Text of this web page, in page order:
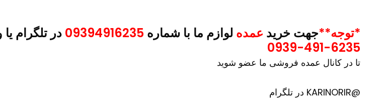
*توجه**جهت خرید عمده لوازم ما با شماره
در تلگرام
0939-491-6235
تا در کانال عمده فروشی ما عضو شوید
@KARINORIR در تلگرام